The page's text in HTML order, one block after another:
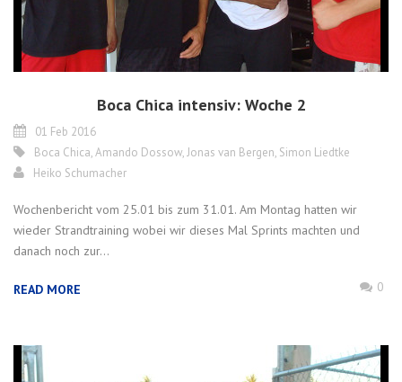
Boca Chica intensiv: Woche 2
01 Feb 2016
Boca Chica,Amando Dossow,Jonas van Bergen, Simon Liedtke
Heiko Schumacher
Wochenbericht vom 25.01 bis zum 31.01. Am Montag hatten wir
wieder Strandtraining wobei wir dieses Mal Sprints machten und
danach noch zur...
READ MORE 0